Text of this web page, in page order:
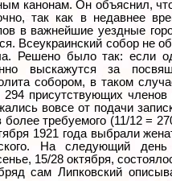
канонам. Он объяснил,
так как в недавнее
в важнейшие уездные
Всеукраинский собор не
Решено было так: если
выскажутся за
собором, в таком
294 присутствующих
вовсе от подачи
более требуемого (11/12 =
1921 года выбрали
На следующий
15/28 октября,
сам Липковский